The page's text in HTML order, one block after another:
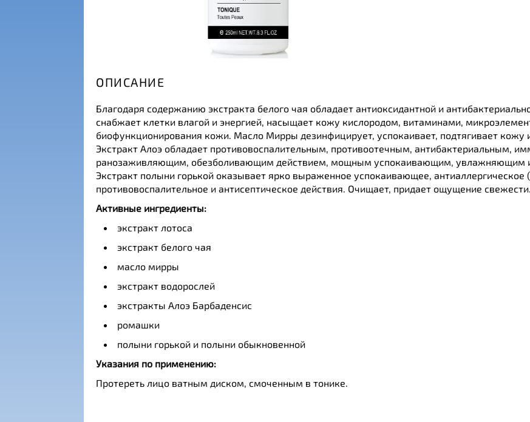
ОПИСАНИЕ
Благодаря содержанию экстракта белого чая обладает антиоксидантной и
снабжает клетки влагой и энергией, насыщает кожу кислородом, витаминами,
биофункционирования кожи. Масло Мирры дезинфицирует, успокаивает, подтягивает кожу
Экстракт Алоэ обладает противовоспалительным, противоотечным, антибактериальным,
ранозаживляющим, обезболивающим действием, мощным успокаивающим, увлажняющим
Экстракт полыни горькой оказывает ярко выраженное успокаивающее, антиаллергическое
противовоспалительное и антисептическое действия. Очищает, придает ощущение свежести.
Активные ингредиенты:
экстракт лотоса
экстракт белого чая
масло мирры
экстракт водорослей
экстракты Алоэ Барбаденсис
ромашки
полыни горькой и полыни обыкновенной
Указания по применению:
Протереть лицо ватным диском, смоченным в тонике.